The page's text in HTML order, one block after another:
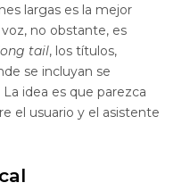
largas es la mejor
no obstante, es
tail, los títulos,
se incluyan se
idea es que parezca
el usuario y el asistente